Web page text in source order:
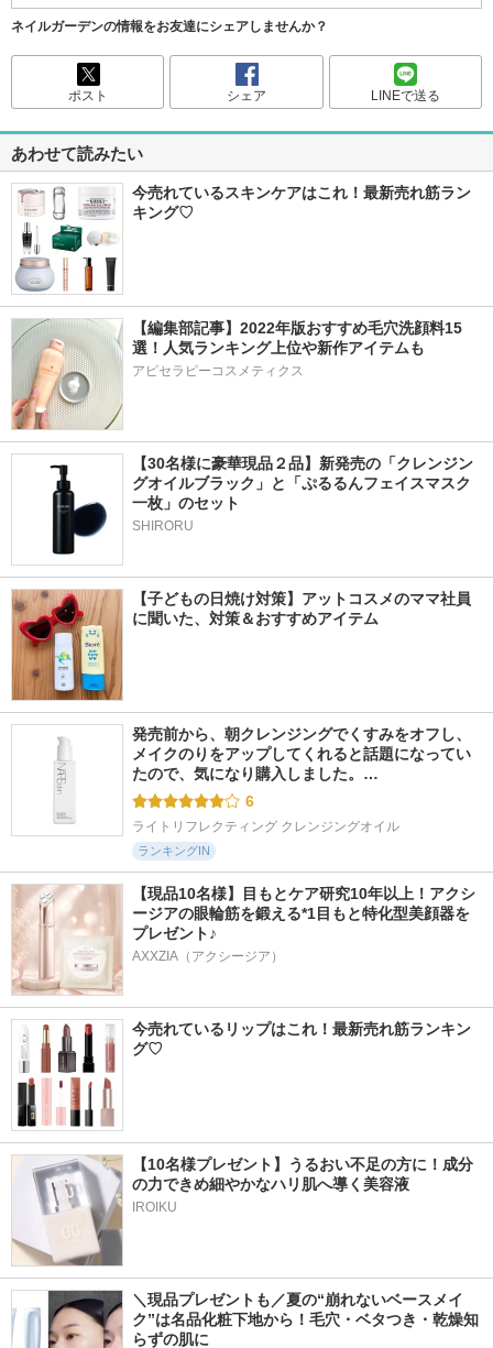
ネイルガーデンの情報をお友達にシェアしませんか？
ポスト シェア LINEで送る
あわせて読みたい
今売れているスキンケアはこれ！最新売れ筋ラン
キング♡
【編集部記事】2022年版おすすめ毛穴洗顔料15
選！人気ランキング上位や新作アイテムも
アピセラピーコスメティクス
【30名様に豪華現品２品】新発売の「クレンジン
グオイルブラック」と「ぷるるんフェイスマスク
一枚」のセット
SHIRORU
【子どもの日焼け対策】アットコスメのママ社員
に聞いた、対策＆おすすめアイテム
発売前から、朝クレンジングでくすみをオフし、
メイクのりをアップしてくれると話題になってい
たので、気になり購入しました。…
6
ライトリフレクティング クレンジングオイル
ランキングIN
【現品10名様】目もとケア研究10年以上！アクシ
ージアの眼輪筋を鍛える*1目もと特化型美顔器を
プレゼント♪
AXXZIA（アクシージア）
今売れているリップはこれ！最新売れ筋ランキン
グ♡
【10名様プレゼント】うるおい不足の方に！成分
の力できめ細やかなハリ肌へ導く美容液
IROIKU
＼現品プレゼントも／夏の“崩れないベースメイ
ク”は名品化粧下地から！毛穴・ベタつき・乾燥知
らずの肌に